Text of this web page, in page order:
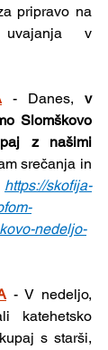
pripravo na
uvajanja v
- Danes, v
Slomškovo
z našimi
srečanja in
https://skofija-
nedeljo-
- V nedeljo,
katehetsko
s starši,